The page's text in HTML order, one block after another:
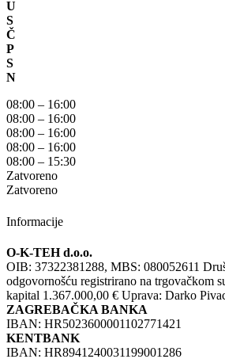
U
S
Č
P
S
N
08:00 – 16:00
08:00 – 16:00
08:00 – 16:00
08:00 – 16:00
08:00 – 15:30
Zatvoreno
Zatvoreno
Informacije
O-K-TEH d.o.o.
OIB: 37322381288, MBS: 080052611
odgovornošću registrirano na trgovačkom
kapital 1.367.000,00 € Uprava: Darko
ZAGREBAČKA BANKA
IBAN: HR5023600001102771421
KENTBANK
IBAN: HR8941240031199001286